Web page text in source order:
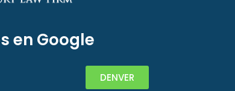
en Google
DENVER